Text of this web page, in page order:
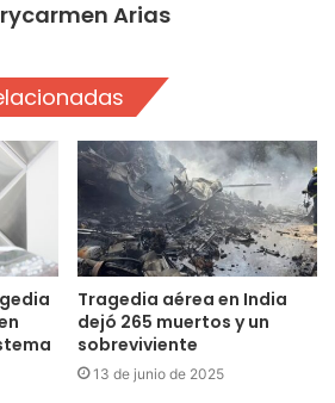
Arias
Tragedia aérea en India
dejó 265 muertos y un
sobreviviente
13 de junio de 2025